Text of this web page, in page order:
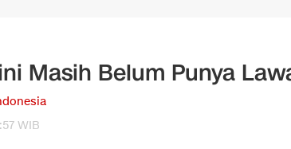
Masih Belum Punya
WIB